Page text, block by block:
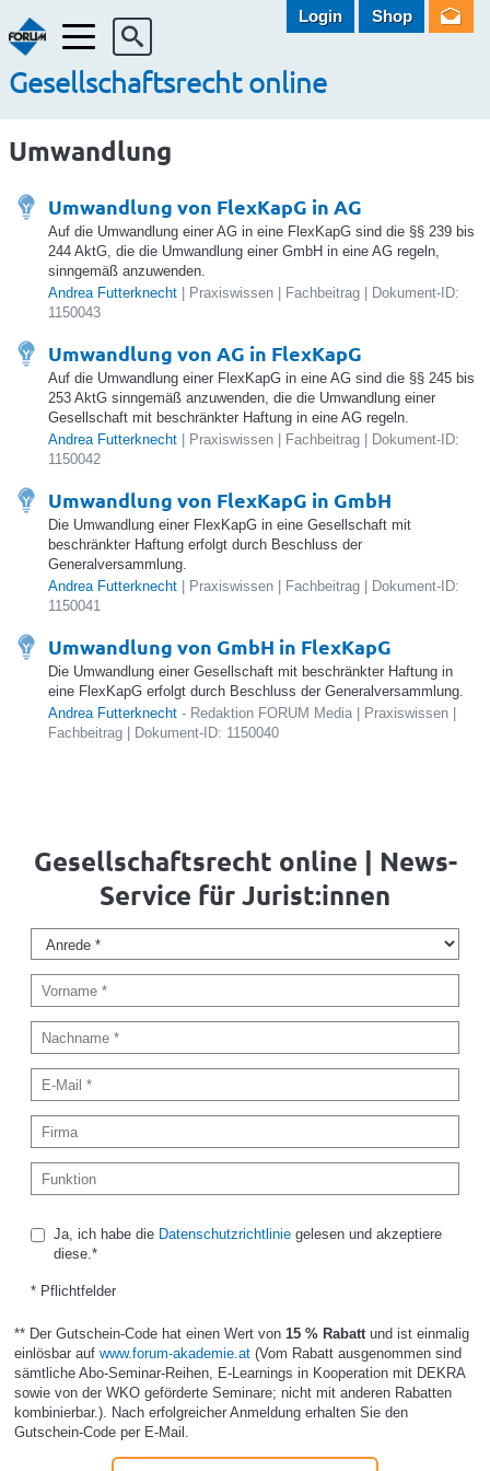
Menü
Gesellschaftsrecht online
Login Shop
Umwandlung
Umwandlung von FlexKapG in AG
Auf die Umwandlung einer AG in eine FlexKapG sind die §§ 239 bis
244 AktG, die die Umwandlung einer GmbH in eine AG regeln,
sinngemäß anzuwenden.
Andrea Futterknecht | Praxiswissen | Fachbeitrag | Dokument-ID:
1150043
Umwandlung von AG in FlexKapG
Auf die Umwandlung einer FlexKapG in eine AG sind die §§ 245 bis
253 AktG sinngemäß anzuwenden, die die Umwandlung einer
Gesellschaft mit beschränkter Haftung in eine AG regeln.
Andrea Futterknecht | Praxiswissen | Fachbeitrag | Dokument-ID:
1150042
Umwandlung von FlexKapG in GmbH
Die Umwandlung einer FlexKapG in eine Gesellschaft mit
beschränkter Haftung erfolgt durch Beschluss der
Generalversammlung.
Andrea Futterknecht | Praxiswissen | Fachbeitrag | Dokument-ID:
1150041
Umwandlung von GmbH in FlexKapG
Die Umwandlung einer Gesellschaft mit beschränkter Haftung in
eine FlexKapG erfolgt durch Beschluss der Generalversammlung.
Andrea Futterknecht - Redaktion FORUM Media | Praxiswissen |
Fachbeitrag | Dokument-ID: 1150040
Gesellschaftsrecht online | News-
Service für Jurist:innen
Ja, ich habe die Datenschutzrichtliniegelesen und akzeptiere
diese.*
* Pflichtfelder
** Der Gutschein-Code hat einen Wert von 15 % Rabatt und ist einmalig
einlösbar auf www.forum-akademie.at(Vom Rabatt ausgenommen sind
sämtliche Abo-Seminar-Reihen, E-Learnings in Kooperation mit DEKRA
sowie von der WKO geförderte Seminare; nicht mit anderen Rabatten
kombinierbar.). Nach erfolgreicher Anmeldung erhalten Sie den
Gutschein-Code per E-Mail.